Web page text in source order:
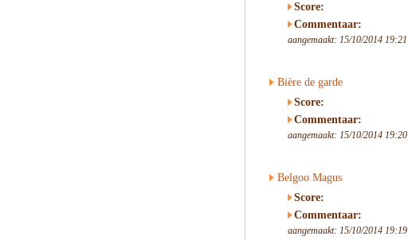
Score:
Commentaar:
aangemaakt: 15/10/2014 19:21
Bière de garde
Score:
Commentaar:
aangemaakt: 15/10/2014 19:20
Belgoo Magus
Score:
Commentaar:
aangemaakt: 15/10/2014 19:19